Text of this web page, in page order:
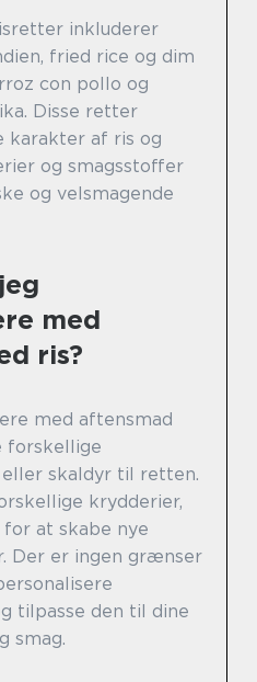
inkluderer
fried rice og dim
con pollo og
Disse retter
karakter af ris og
og smagsstoffer
og velsmagende
med
ris?
med aftensmad
forskellige
skaldyr til retten.
krydderier,
for at skabe nye
Der er ingen grænser
tilpasse den til dine
smag.